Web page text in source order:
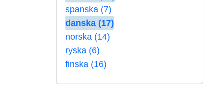
spanska (7)
danska (17)
norska (14)
ryska (6)
finska (16)